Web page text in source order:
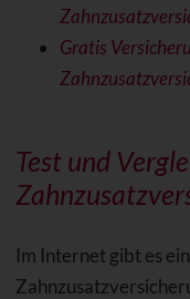
Gratis
Test und
Im Internet gibt es